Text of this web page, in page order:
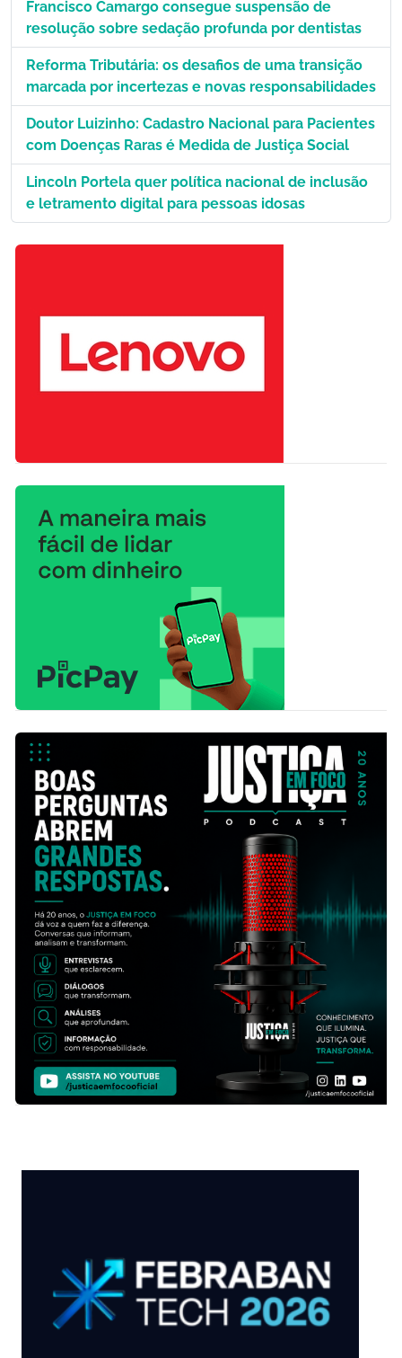
Francisco Camargo consegue suspensão de
resolução sobre sedação profunda por dentistas
Reforma Tributária: os desafios de uma transição
marcada por incertezas e novas responsabilidades
Doutor Luizinho: Cadastro Nacional para Pacientes
com Doenças Raras é Medida de Justiça Social
Lincoln Portela quer política nacional de inclusão
e letramento digital para pessoas idosas